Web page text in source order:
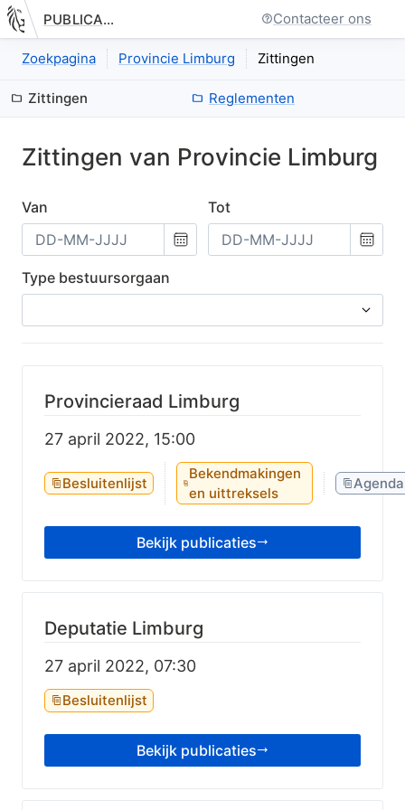
Nieuwe pagina: bestuurseenheid.zittingen.index
PUBLICATIE.GELINKT-NOTULEREN.VLAANDEREN.BE Contacteer ons
Zoekpagina Provincie Limburg Zittingen
Zittingen Reglementen
Zittingen van Provincie Limburg
Van
Kies
een
datum
Tot
Kies
een
datum
Type bestuursorgaan
Provincieraad Limburg
27 april 2022, 15:00
Besluitenlijst
Bekendmakingen
en uittreksels
Agenda
Bekijk publicaties
Deputatie Limburg
27 april 2022, 07:30
Besluitenlijst
Bekijk publicaties